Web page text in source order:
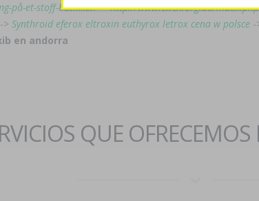
på-et-stoff-butikken->http://www.cwcn.org.au/
-> Synthroid eferox eltroxin euthyrox letrox cena w polsce -
en andorra
QUE